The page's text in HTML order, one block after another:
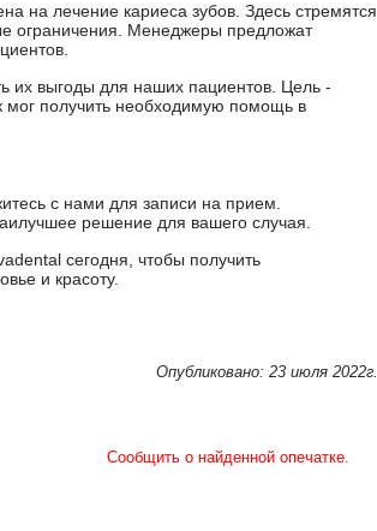
на лечение кариеса зубов. Здесь стремятся
ограничения. Менеджеры предложат
их выгоды для наших пациентов. Цель -
мог получить необходимую помощь в
с нами для записи на прием.
решение для вашего случая.
сегодня, чтобы получить
и красоту.
Опубликовано: 23 июля 2022г.